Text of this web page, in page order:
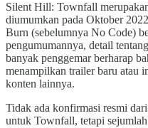
Silent Hill: Townfall
diumumkan pada Oktober
Burn (sebelumnya No Code)
pengumumannya, detail
banyak penggemar berharap
menampilkan trailer baru atau
konten lainnya.
Tidak ada konfirmasi resmi
untuk Townfall, tetapi